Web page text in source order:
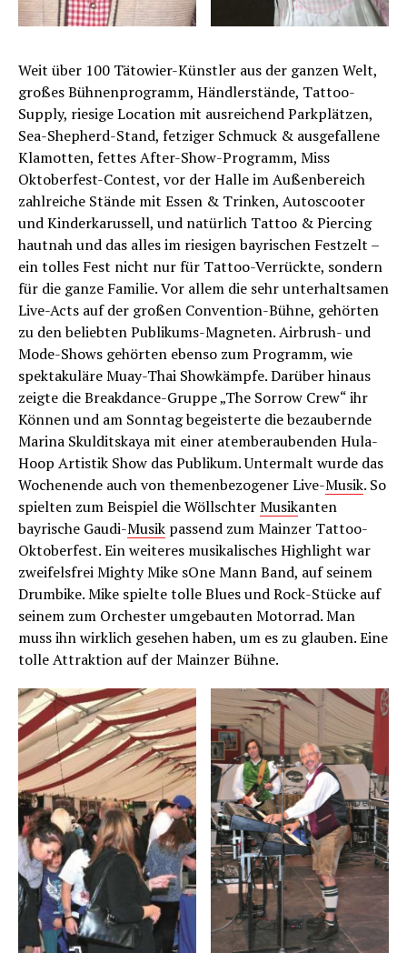
Weit über 100 Tätowier-Künstler aus der ganzen Welt,
großes Bühnenprogramm, Händlerstände, Tattoo-
Supply, riesige Location mit ausreichend Parkplätzen,
Sea-Shepherd-Stand, fetziger Schmuck & ausgefallene
Klamotten, fettes After-Show-Programm, Miss
Oktoberfest-Contest, vor der Halle im Außenbereich
zahlreiche Stände mit Essen & Trinken, Autoscooter
und Kinderkarussell, und natürlich Tattoo & Piercing
hautnah und das alles im riesigen bayrischen Festzelt –
ein tolles Fest nicht nur für Tattoo-Verrückte, sondern
für die ganze Familie. Vor allem die sehr unterhaltsamen
Live-Acts auf der großen Convention-Bühne, gehörten
zu den beliebten Publikums-Magneten. Airbrush- und
Mode-Shows gehörten ebenso zum Programm, wie
spektakuläre Muay-Thai Showkämpfe. Darüber hinaus
zeigte die Breakdance-Gruppe „The Sorrow Crew“ ihr
Können und am Sonntag begeisterte die bezaubernde
Marina Skulditskaya mit einer atemberaubenden Hula-
Hoop Artistik Show das Publikum. Untermalt wurde das
Wochenende auch von themenbezogener Live-Musik. So
spielten zum Beispiel die WöllschterMusikanten
bayrische Gaudi-Musik passend zum Mainzer Tattoo-
Oktoberfest. Ein weiteres musikalisches Highlight war
zweifelsfrei Mighty Mike sOne Mann Band, auf seinem
Drumbike. Mike spielte tolle Blues und Rock-Stücke auf
seinem zum Orchester umgebauten Motorrad. Man
muss ihn wirklich gesehen haben, um es zu glauben. Eine
tolle Attraktion auf der Mainzer Bühne.